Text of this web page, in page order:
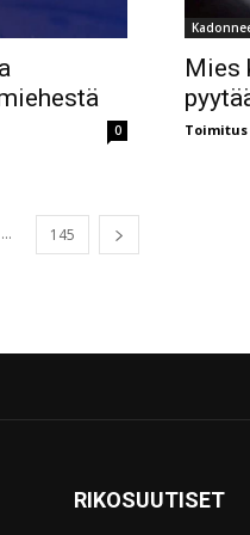
0
Mies
Toimitus
... 145
RIKOSUUTISET